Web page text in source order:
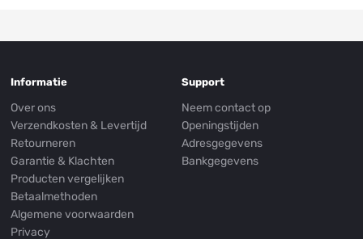
Informatie
Over ons
Verzendkosten & Levertijd
Retourneren
Garantie & Klachten
Producten vergelijken
Betaalmethoden
Algemene voorwaarden
Privacy
Support
Neem contact op
Openingstijden
Adresgegevens
Bankgegevens